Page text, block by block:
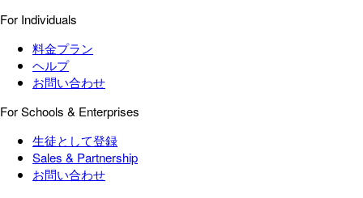
For Individuals
料金プラン
ヘルプ
お問い合わせ
For Schools & Enterprises
生徒として登録
Sales & Partnership
お問い合わせ